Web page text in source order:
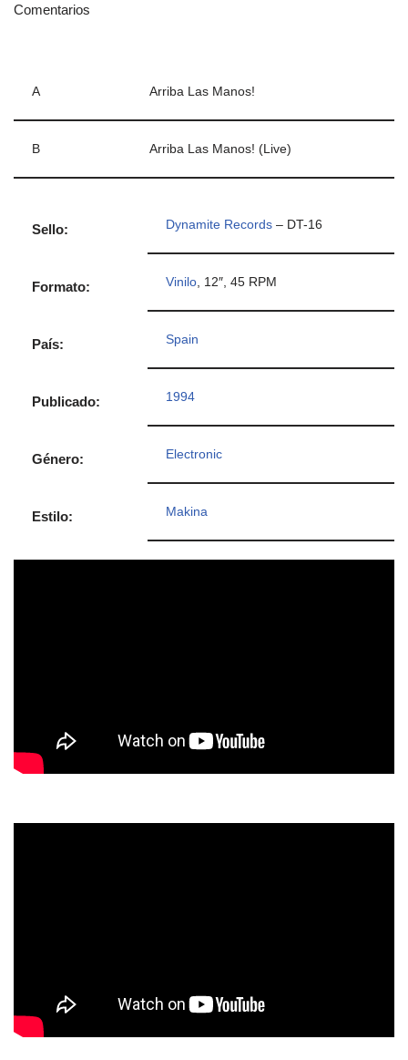
Comentarios
A Arriba Las Manos!
B Arriba Las Manos! (Live)
Sello: Dynamite Records – DT-16
Formato: Vinilo, 12″, 45 RPM
País: Spain
Publicado: 1994
Género: Electronic
Estilo: Makina